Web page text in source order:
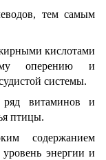
тем самым
кислотами
оперению и
системы.
ряд витаминов и
птицы.
содержанием
энергии и